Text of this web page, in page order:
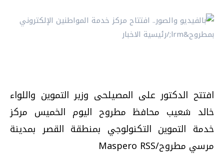
افتتح الدكتور على المصيلحى وزير التموين واللواء
خالد شعيب محافظ مطروح اليوم الخميس مركز
خدمة التموين التكنولوجي بمنطقة القصر بمدينة
مرسي مطروح/Maspero RSS